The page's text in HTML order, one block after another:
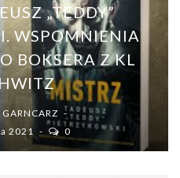
„TEDDY”
WSPOMNIENIA
BOKSERA Z KL
2021
0